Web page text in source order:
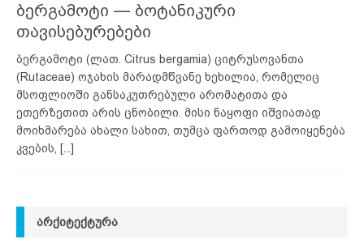
ბერგამოტი — ბოტანიკური
თავისებურებები
ბერგამოტი (ლათ. Citrus bergamia) ციტრუსოვანთა
(Rutaceae) ოჯახის მარადმწვანე ხეხილია, რომელიც
მსოფლიოში განსაკუთრებული არომატითა და
ეთერზეთით არის ცნობილი. მისი ნაყოფი იშვიათად
მოიხმარება ახალი სახით, თუმცა ფართოდ გამოიყენება
კვების,
[...]
ᲐᲠᲥᲘᲢᲔᲥᲢᲣᲠᲐ